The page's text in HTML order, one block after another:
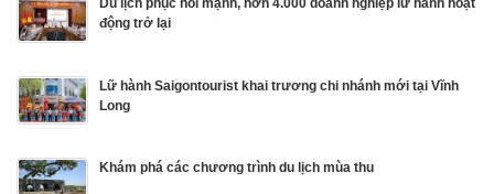
Du lịch phục hồi mạnh, hơn 4.000 doanh nghiệp lữ hành hoạt
động trở lại
Lữ hành Saigontourist khai trương chi nhánh mới tại Vĩnh
Long
Khám phá các chương trình du lịch mùa thu